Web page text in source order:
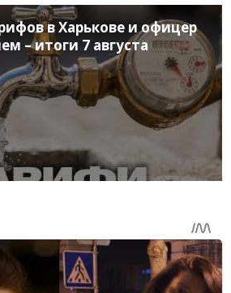
в Харькове и офицер
– итоги 7 августа